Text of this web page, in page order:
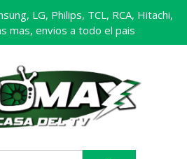
LG, Philips, TCL, RCA, Hitachi,
mas, envios a todo el pais